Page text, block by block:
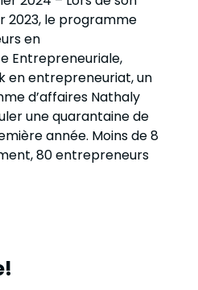
2023, le programme
en
Entrepreneuriale,
en entrepreneuriat, un
d’affaires Nathaly
une quarantaine de
année. Moins de 8
80 entrepreneurs